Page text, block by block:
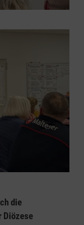
die
Diözese